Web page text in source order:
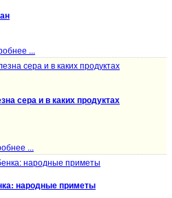
...
сера и в каких продуктах
...
народные приметы